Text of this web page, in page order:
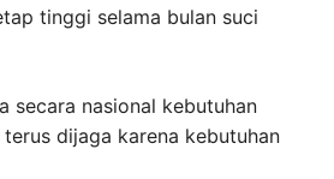
tinggi selama bulan suci
secara nasional kebutuhan
dijaga karena kebutuhan